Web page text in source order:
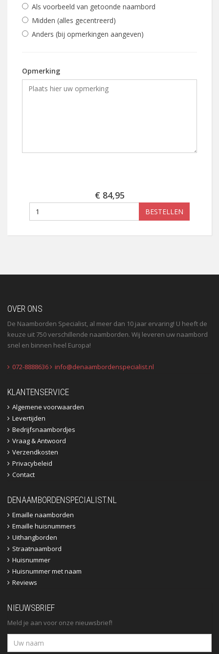
Als voorbeeld van getoonde naambord
Midden (alles gecentreerd)
Anders (bij opmerkingen aangeven)
Opmerking
€ 84,95
BESTELLEN
OVER ONS
De Naamborden Specialist, al meer dan 10 jaar ervaring! U heeft de
keuze uit 750 verschillende naamborden. Wij leveren uw naambord
snel en binnen heel Europa!
072-8888636 info@denaambordenspecialist.nl
KLANTENSERVICE
Algemene voorwaarden
Levertijden
Bedrijfsnaambordjes
Vraag & Antwoord
Verzendkosten
Privacybeleid
Contact
DENAAMBORDENSPECIALIST.NL
Emaille naamborden
Emaille huisnummers
Uithangborden
Straatnaambord
Huisnummer
Huisnummer met naam
Reviews
NIEUWSBRIEF
Meld je aan voor onze nieuwsbrief!